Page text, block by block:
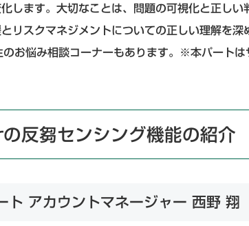
します。大切なことは、問題の可視化と正しい
リスクマネジメントについての正しい理解を深
お悩み相談コーナーもあります。※本パートは
反芻センシング機能の紹介
ト アカウントマネージャー 西野 翔